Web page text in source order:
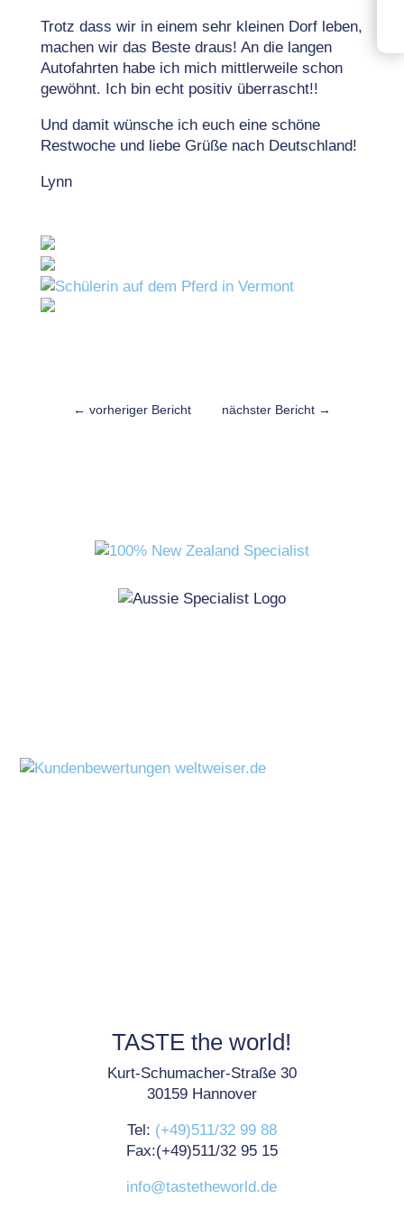
Trotz dass wir in einem sehr kleinen Dorf leben,
machen wir das Beste draus! An die langen
Autofahrten habe ich mich mittlerweile schon
gewöhnt. Ich bin echt positiv überrascht!!
Und damit wünsche ich euch eine schöne
Restwoche und liebe Grüße nach Deutschland!
Lynn
← vorheriger Bericht nächster Bericht →
TASTE the world!
Kurt-Schumacher-Straße 30
30159 Hannover
Tel: (+49)511/32 99 88
Fax:(+49)511/32 95 15
info@tastetheworld.de